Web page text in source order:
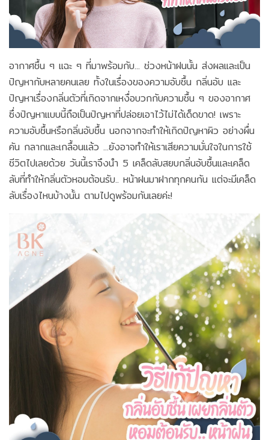
อากาศชื้น ๆ แฉะ ๆ ที่มาพร้อมกับ... ช่วงหน้าฝนนั้น ส่งผลและเป็น
ปัญหากับหลายคนเลย ทั้งในเรื่องของความอับชื้น กลิ่นอับ และ
ปัญหาเรื่องกลิ่นตัวที่เกิดจากเหงื่อบวกกับความชื้น ๆ ของอากาศ
ซึ่งปัญหาแบบนี้ถือเป็นปัญหาที่ปล่อยเอาไว้ไม่ได้เด็ดขาด! เพราะ
ความอับชื้นหรือกลิ่นอับชื้น นอกจากจะทำให้เกิดปัญหาผิว อย่างผื่น
คัน กลากและเกลื้อนแล้ว ...ยังอาจทำให้เราเสียความมั่นใจในการใช้
ชีวิตไปเลยด้วย วันนี้เราจึงนำ 5 เคล็ดลับสยบกลิ่นอับชื้นและเคล็ด
ลับที่ทำให้กลิ่นตัวหอมต้อนรับ.. หน้าฝนมาฝากทุกคนกัน แต่จะมีเคล็ด
ลับเรื่องไหนบ้างนั้น ตามไปดูพร้อมกันเลยค่ะ!